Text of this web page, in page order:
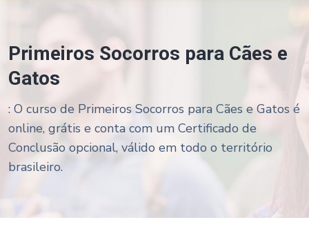
Primeiros Socorros para Cães e
Gatos
: O curso de Primeiros Socorros para Cães e Gatos é
online, grátis e conta com um Certificado de
Conclusão opcional, válido em todo o território
brasileiro.